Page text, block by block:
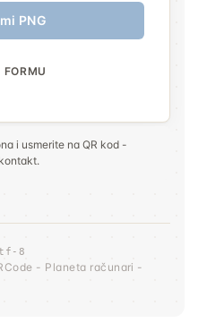
PNG
FORMU
i usmerite na QR kod -
8
- Planeta računari -